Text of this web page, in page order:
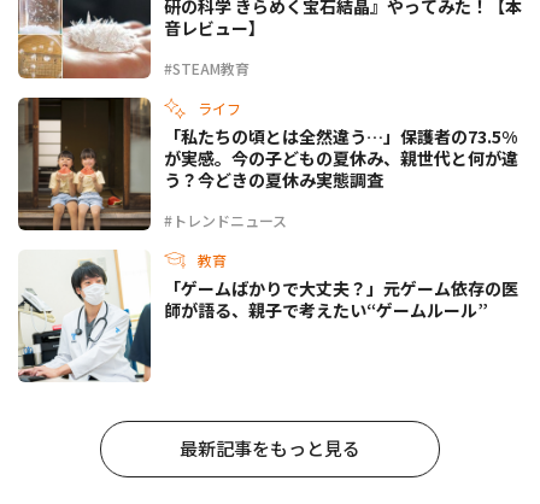
#STEAM教育
研の科学 きらめく宝石結晶』やってみた！【本
音レビュー】
ライフ
#トレンドニュース
「私たちの頃とは全然違う…」保護者の73.5%
が実感。今の子どもの夏休み、親世代と何が違
う？今どきの夏休み実態調査
教育
「ゲームばかりで大丈夫？」元ゲーム依存の医
師が語る、親子で考えたい“ゲームルール”
最新記事をもっと見る